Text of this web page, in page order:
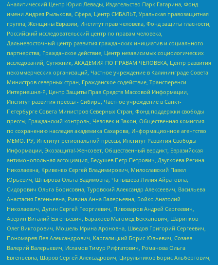
Аналитический Центр Юрия Левады, Издательство Парк Гагарина, Фонд
имени Андрея Рылькова, Сфера, Центр СИБАЛЬТ, Уральская правозащитная
группа, Женщины Евразии, Институт прав человека, Фонд защиты гласности,
Российский исследовательский центр по правам человека,
Дальневосточный центр развития гражданских инициатив и социального
партнерства, Гражданское действие, Центр независимых социологических
исследований, Сутяжник, АКАДЕМИЯ ПО ПРАВАМ ЧЕЛОВЕКА, Центр развития
некоммерческих организаций, Частное учреждение в Калининграде Совета
Министров северных стран, Гражданское содействие, Трансперенси
Интернешнл-Р, Центр Защиты Прав Средств Массовой Информации,
Институт развития прессы - Сибирь, Частное учреждение в Санкт-
Петербурге Совета Министров Северных Стран, Фонд поддержки свободы
прессы, Гражданский контроль, Человек и Закон, Общественная комиссия
по сохранению наследия академика Сахарова, Информационное агентство
МЕМО. РУ, Институт региональной прессы, Институт Развития Свободы
Информации, Экозащита!-Женсовет, Общественный вердикт, Евразийская
антимонопольная ассоциация, Бедушев Петр Петрович, Дзугкоева Регина
Николаевна, Кривенко Сергей Владимирович, Милославский Павел
Юрьевич, Шнырова Ольга Вадимовна, Чанышева Лилия Айратовна,
Сидорович Ольга Борисовна, Туровский Александр Алексеевич, Васильева
Анастасия Евгеньевна, Ривина Анна Валерьевна, Бойко Анатолий
Николаевич, Дугин Сергей Георгиевич, Пивоваров Андрей Сергеевич,
Аверин Виталий Евгеньевич, Барахоев Магомед Бекханович, Шарипков
Олег Викторович, Мошель Ирина Ароновна, Шведов Григорий Сергеевич,
Пономарев Лев Александрович, Каргалицкий Борис Юльевич, Созаев
Валерий Валерьевич, Исламов Тимур Рифгатович, Романова Ольга
Евгеньевна, Щаров Сергей Алексадрович, Цирульников Борис Альбертович,